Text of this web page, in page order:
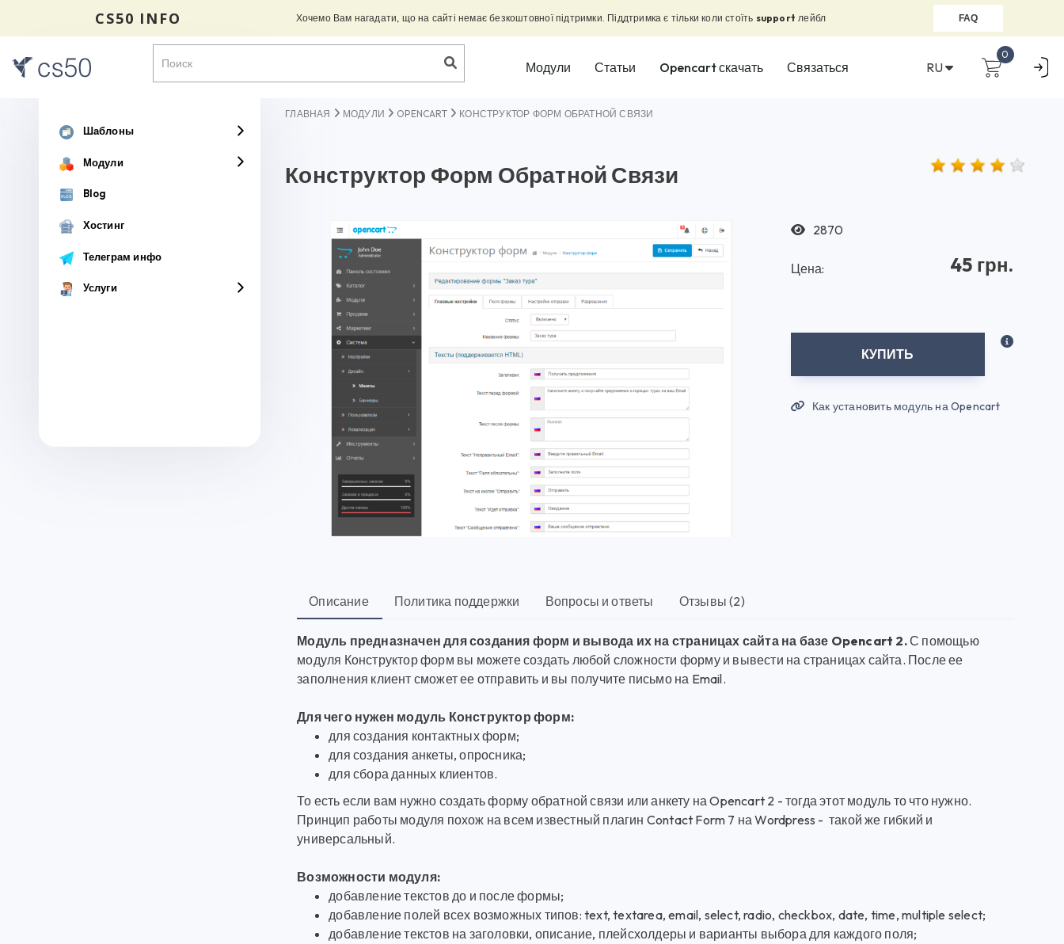
CS50 INFO Хочемо Вам нагадати, що на сайті немає безкоштовної підтримки. Піддтримка є тільки коли стоїть support лейбл FAQ
Модули Статьи Opencart скачать Связаться RU
0
Шаблоны
Модули
Blog
Хостинг
Телеграм инфо
Услуги
ГЛАВНАЯ МОДУЛИ OPENCART КОНСТРУКТОР ФОРМ ОБРАТНОЙ СВЯЗИ
Конструктор Форм Обратной Связи
2870
Цена: 45 грн.
КУПИТЬ
Как установить модуль на Opencart
Описание Политика поддержки Вопросы и ответы Отзывы (2)
Модуль предназначен для создания форм и вывода их на страницах сайта на базе Opencart 2.С помощью
модуля Конструктор форм вы можете создать любой сложности форму и вывести на страницах сайта. После ее
заполнения клиент сможет ее отправить и вы получите письмо на Email.
Для чего нужен модуль Конструктор форм:
для создания контактных форм;
для создания анкеты, опросника;
для сбора данных клиентов.
То есть если вам нужно создать форму обратной связи или анкету на Opencart 2 - тогда этот модуль то что нужно.
Принцип работы модуля похож на всем известный плагин Contact Form 7 на Wordpress - такой же гибкий и
универсальный.
Возможности модуля:
добавление текстов до и после формы;
добавление полей всех возможных типов: text, textarea, email, select, radio, checkbox, date, time, multiple select;
добавление текстов на заголовки, описание, плейсхолдеры и варианты выбора для каждого поля;